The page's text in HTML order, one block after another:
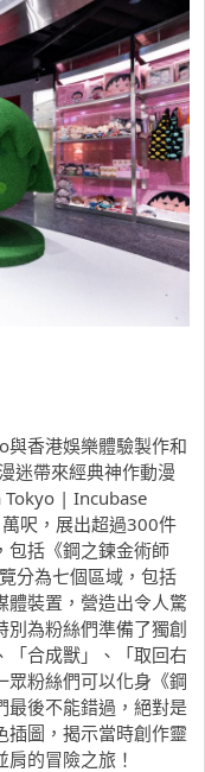
香港娛樂體驗製作和
迷帶來經典神作動漫
Tokyo | Incubase
呎，展出超過300件
包括《鋼之鍊金術師
分為七個區域，包括
體裝置，營造出令人驚
別為粉絲們準備了獨創
「合成獸」、「取回右
眾粉絲們可以化身《鋼
最後不能錯過，絕對是
插圖，揭示當時創作靈
的冒險之旅！